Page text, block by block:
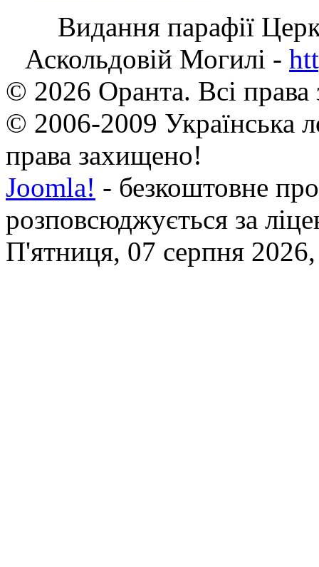
Видання парафії
Аскольдовій Могилі -
© 2026 Оранта. Всі
© 2006-2009 Українська
права захищено!
Joomla! - безкоштовне
розповсюджується за
П'ятниця, 07 серпня